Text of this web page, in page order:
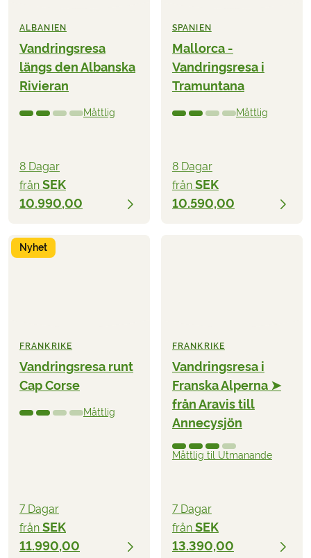
ALBANIEN
Vandringsresa
längs den Albanska
Rivieran
Måttlig
8 Dagar
från SEK
10.990,00
SPANIEN
Mallorca -
Vandringsresa i
Tramuntana
Måttlig
8 Dagar
från SEK
10.590,00
Nyhet
FRANKRIKE
Vandringsresa runt
Cap Corse
Måttlig
7 Dagar
från SEK
11.990,00
FRANKRIKE
Vandringsresa i
Franska Alperna ➤
från Aravis till
Annecysjön
Måttlig til Utmanande
7 Dagar
från SEK
13.390,00